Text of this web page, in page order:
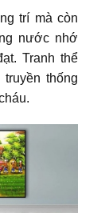
trí mà còn
nước nhớ
Tranh thể
thống